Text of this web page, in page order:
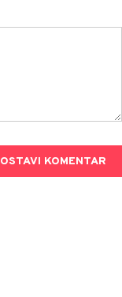
OSTAVI KOMENTAR